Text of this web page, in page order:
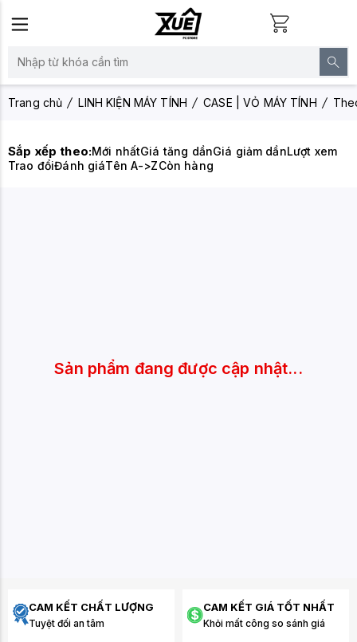
Trang chủ LINH KIỆN MÁY TÍNH CASE | VỎ MÁY TÍNH
Sắp xếp theo:Mới nhấtGiá tăng dầnGiá giảm dầnLượt xem
Trao đổiĐánh giáTên A->ZCòn hàng
Sản phẩm đang được cập nhật...
CAM KẾT CHẤT LƯỢNG
Tuyệt đối an tâm
CAM KẾT GIÁ TỐT NHẤT
Khỏi mất công so sánh giá